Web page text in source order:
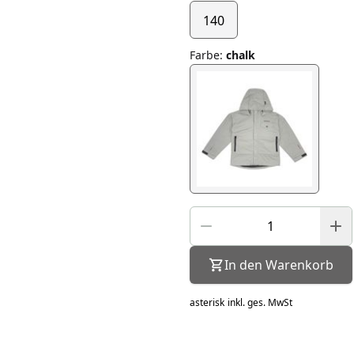
140
Farbe: chalk
In den Warenkorb
asterisk inkl. ges. MwSt